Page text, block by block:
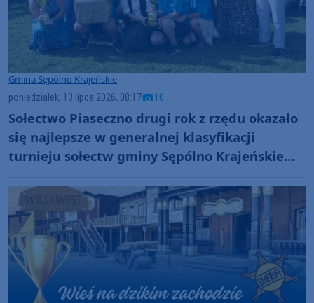
Gmina Sępólno Krajeńskie
poniedziałek, 13 lipca 2026, 08:17 10
Sołectwo Piaseczno drugi rok z rzędu okazało
się najlepsze w generalnej klasyfikacji
turnieju sołectw gminy Sępólno Krajeńskie